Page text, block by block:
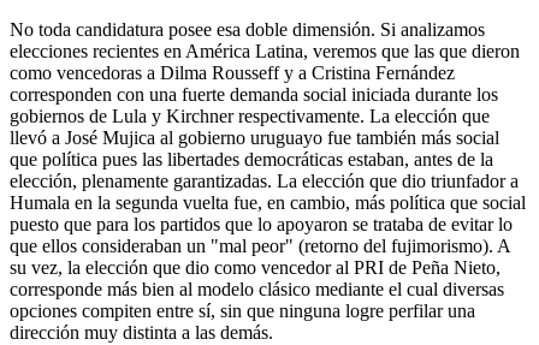
No toda candidatura posee esa doble dimensión. Si analizamos
elecciones recientes en América Latina, veremos que las que dieron
como vencedoras a Dilma Rousseff y a Cristina Fernández
corresponden con una fuerte demanda social iniciada durante los
gobiernos de Lula y Kirchner respectivamente. La elección que
llevó a José Mujica al gobierno uruguayo fue también más social
que política pues las libertades democráticas estaban, antes de la
elección, plenamente garantizadas. La elección que dio triunfador a
Humala en la segunda vuelta fue, en cambio, más política que social
puesto que para los partidos que lo apoyaron se trataba de evitar lo
que ellos consideraban un "mal peor" (retorno del fujimorismo). A
su vez, la elección que dio como vencedor al PRI de Peña Nieto,
corresponde más bien al modelo clásico mediante el cual diversas
opciones compiten entre sí, sin que ninguna logre perfilar una
dirección muy distinta a las demás.